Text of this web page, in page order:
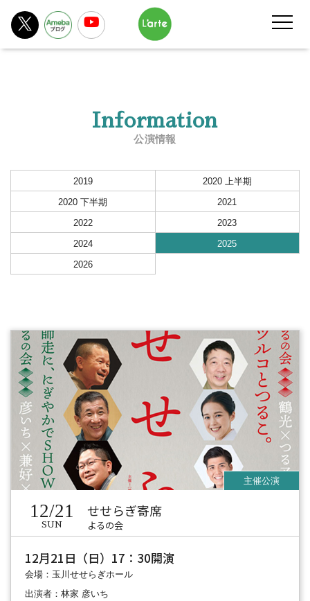
Information
公演情報
2019
2020 上半期
2020 下半期
2021
2022
2023
2024
2025
2026
12/21
SUN
せせらぎ寄席
よるの会
12月21日（日）17：30開演
会場：玉川せせらぎホール
出演者：林家 彦いち